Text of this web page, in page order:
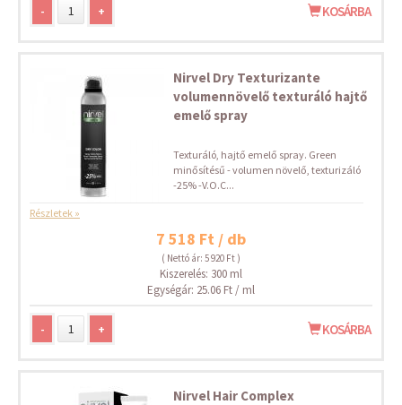
- + KOSÁRBA
Nirvel Dry Texturizante
volumennövelő texturáló hajtő
emelő spray
Texturáló, hajtő emelő spray. Green
minősítésű - volumen növelő, texturizáló
-25% -V.O.C...
Részletek »
7 518 Ft / db
( Nettó ár: 5 920 Ft )
Kiszerelés: 300 ml
Egységár: 25.06 Ft / ml
- + KOSÁRBA
Nirvel Hair Complex